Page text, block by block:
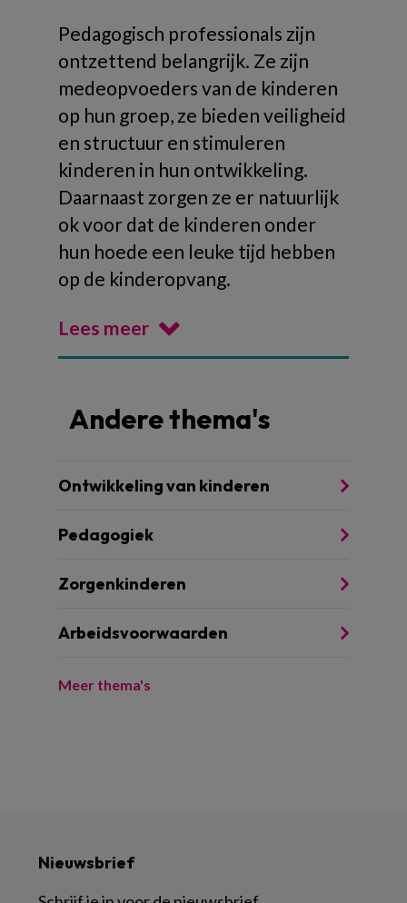
Pedagogisch professionals zijn
ontzettend belangrijk. Ze zijn
medeopvoeders van de kinderen
op hun groep, ze bieden veiligheid
en structuur en stimuleren
kinderen in hun ontwikkeling.
Daarnaast zorgen ze er natuurlijk
ok voor dat de kinderen onder
hun hoede een leuke tijd hebben
op de kinderopvang.
Lees meer
Andere thema's
Ontwikkeling van kinderen
Pedagogiek
Zorgenkinderen
Arbeidsvoorwaarden
Meer thema's
Nieuwsbrief